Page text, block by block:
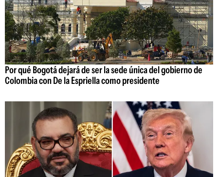
Por qué Bogotá dejará de ser la sede única del gobierno de
Colombia con De la Espriella como presidente